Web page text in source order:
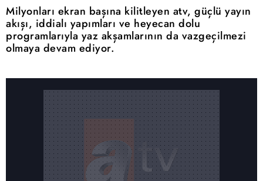
Milyonları ekran başına kilitleyen atv, güçlü yayın
akışı, iddialı yapımları ve heyecan dolu
programlarıyla yaz akşamlarının da vazgeçilmezi
olmaya devam ediyor.